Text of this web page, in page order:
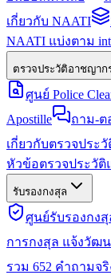
เกี่ยวกับ NAATI
NAATI แบ่งตาม
ตรวจประวัติอาชญาก
ศูนย์ Police
Apostille
ถาม-ต
เกี่ยวกับตรวจประวั
หัวข้อตรวจประวัติ
รับรองกงสุล
ศูนย์รับรองกง
การกงสุล แจ้งวัฒ
รวม 652 คำถามจ